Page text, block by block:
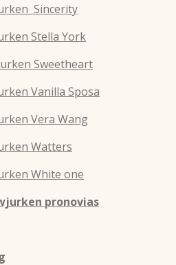
Sincerity
Stella York
Sweetheart
Vanilla Sposa
Vera Wang
Watters
White one
pronovias